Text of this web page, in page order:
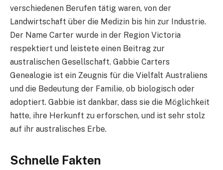
verschiedenen Berufen tätig waren, von der
Landwirtschaft über die Medizin bis hin zur Industrie.
Der Name Carter wurde in der Region Victoria
respektiert und leistete einen Beitrag zur
australischen Gesellschaft. Gabbie Carters
Genealogie ist ein Zeugnis für die Vielfalt Australiens
und die Bedeutung der Familie, ob biologisch oder
adoptiert. Gabbie ist dankbar, dass sie die Möglichkeit
hatte, ihre Herkunft zu erforschen, und ist sehr stolz
auf ihr australisches Erbe.
Schnelle Fakten